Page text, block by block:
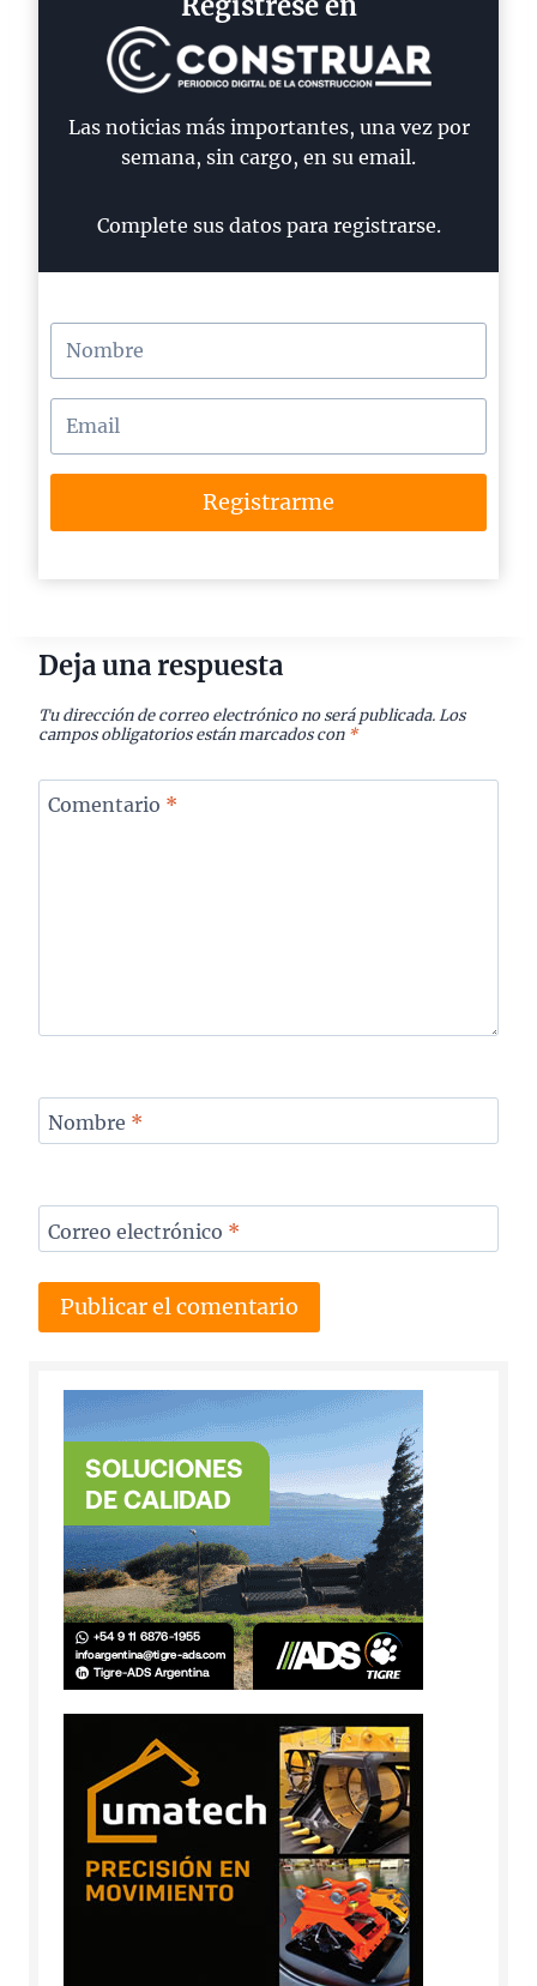
Las noticias más importantes, una vez por
semana, sin cargo, en su email.
Complete sus datos para registrarse.
Registrarme
Deja una respuesta
Tu dirección de correo electrónico no será publicada. Los
campos obligatorios están marcados con *
Comentario *
Nombre *
Correo electrónico *